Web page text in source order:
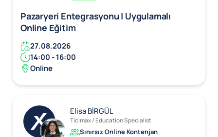
Pazaryeri Entegrasyonu | Uygulamalı
Online Eğitim
27.08.2026
14:00 - 16:00
Online
Elisa BİRGÜL
Ticimax / Education Specialist
Sınırsız Online Kontenjan